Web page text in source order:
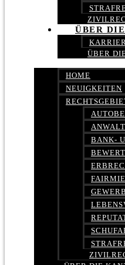
ÜBER
ÜBER
HOME
NEUIGKEITEN
BANK-